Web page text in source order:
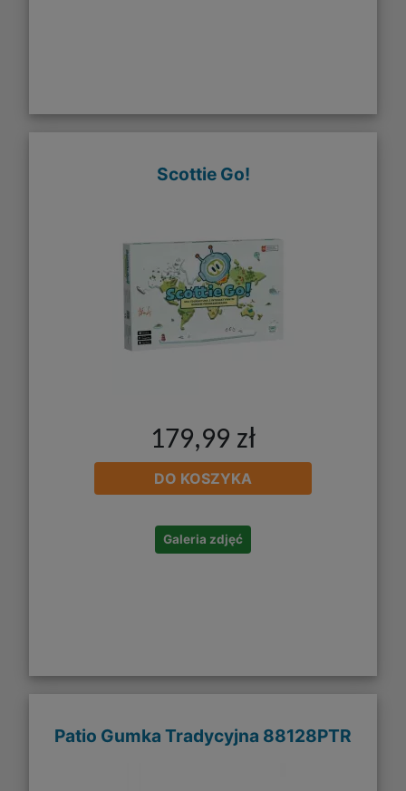
Scottie Go!
179,99 zł
DO KOSZYKA
Galeria zdjęć
Patio Gumka Tradycyjna 88128PTR